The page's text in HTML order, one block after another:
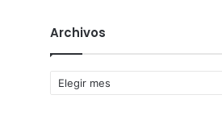
Archivos
Archivos